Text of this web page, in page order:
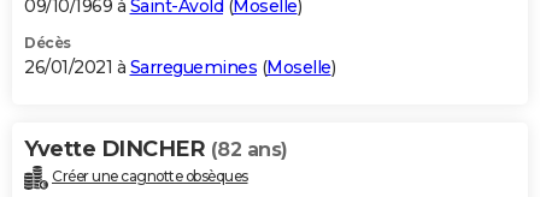
09/10/1969 à Saint-Avold (Moselle)
Décès
26/01/2021 à Sarreguemines (Moselle)
Yvette DINCHER (82 ans)
Créer une cagnotte obsèques